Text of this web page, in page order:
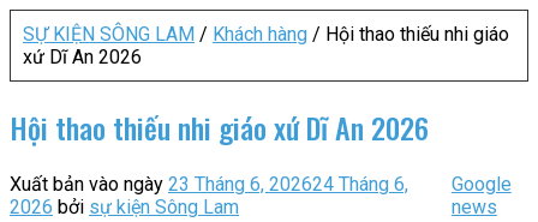
SỰ KIỆN SÔNG LAM / Khách hàng / Hội thao thiếu nhi giáo
xứ Dĩ An 2026
Hội thao thiếu nhi giáo xứ Dĩ An 2026
Xuất bản vào ngày 23 Tháng 6, 202624 Tháng 6,
2026 bởi sự kiện Sông Lam
Google
news